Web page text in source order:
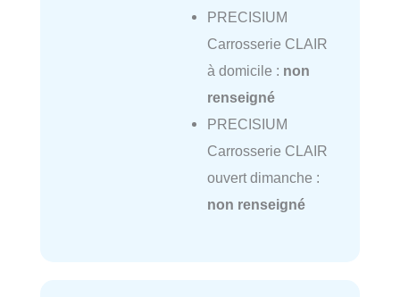
PRECISIUM
Carrosserie CLAIR
à domicile : non
renseigné
PRECISIUM
Carrosserie CLAIR
ouvert dimanche :
non renseigné